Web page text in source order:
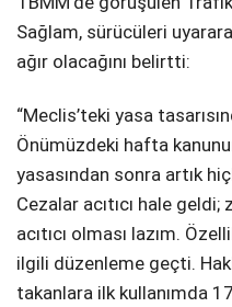
Sağlam, sürücüleri
ağır olacağını belirtti:
“Meclis’teki yasa
Önümüzdeki hafta
yasasından sonra artık
Cezalar acıtıcı hale geldi;
acıtıcı olması lazım.
ilgili düzenleme geçti.
takanlara ilk kullanımda